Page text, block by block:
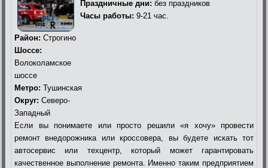
Праздничные дни: без праздников
Часы работы: 9-21 час.
Район: Строгино
Шоссе:
Волоколамское
шоссе
Метро: Тушинская
Округ: Северо-
Западный
Если вы понимаете или просто решили «я хочу» провести
ремонт внедорожника или кроссовера, вы будете искать тот
автосервис или техцентр, который может гарантировать
качественное выполнение ремонта. Именно таким предприятием